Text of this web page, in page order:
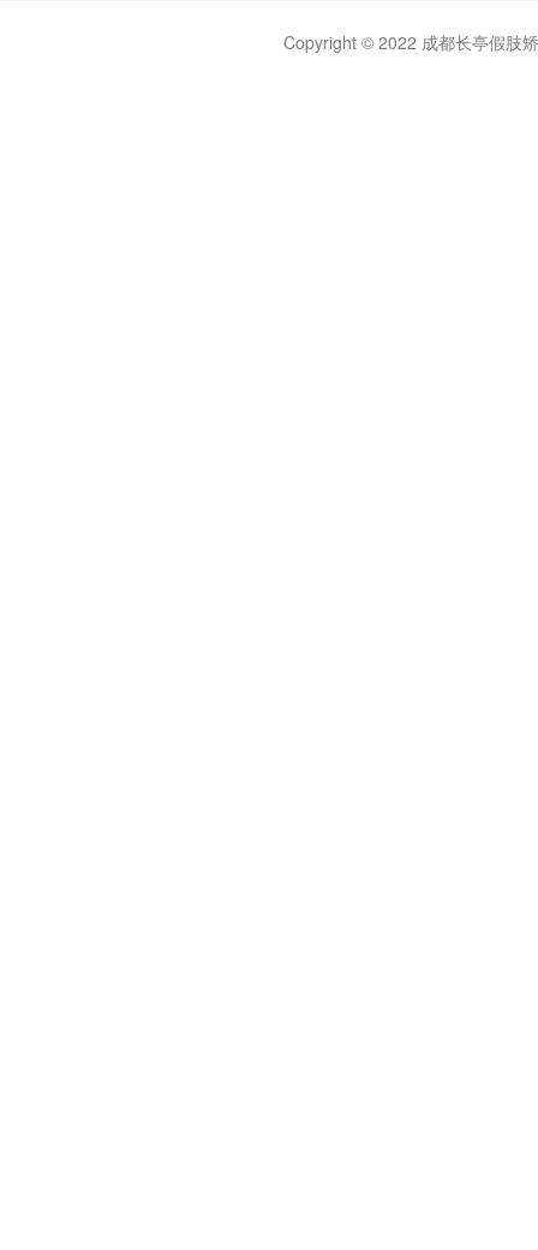
Copyright © 2022 成都长亭假肢